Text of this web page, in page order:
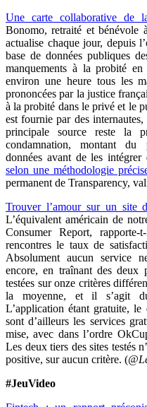
Une carte collaborative de
Bonomo, retraité et bénévole
actualise chaque jour, depuis
base de données publiques
manquements à la probité
environ une heure tous les
prononcées par la justice
à la probité dans le privé et le
est fournie par des
principale source reste la
condamnation, montant
données avant de les
selon une méthodologie
permanent de Transparency,
Trouver l’amour sur un site
L’équivalent américain de
Consumer Report,
rencontres le taux de
Absolument aucun service
encore, en traînant des deux
testées sur onze critères
la moyenne, et il s’agit
L’application étant gratuite,
sont d’ailleurs les services
mise, avec dans l’ordre
Les deux tiers des sites testés
positive, sur aucun critère. (
#JeuVideo